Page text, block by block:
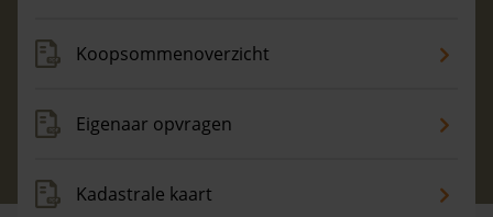
Koopsommenoverzicht
Eigenaar opvragen
Kadastrale kaart